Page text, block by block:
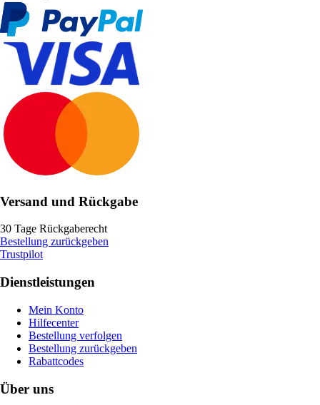
Versand und Rückgabe
30 Tage Rückgaberecht
Bestellung zurückgeben
Trustpilot
Dienstleistungen
Mein Konto
Hilfecenter
Bestellung verfolgen
Bestellung zurückgeben
Rabattcodes
Über uns